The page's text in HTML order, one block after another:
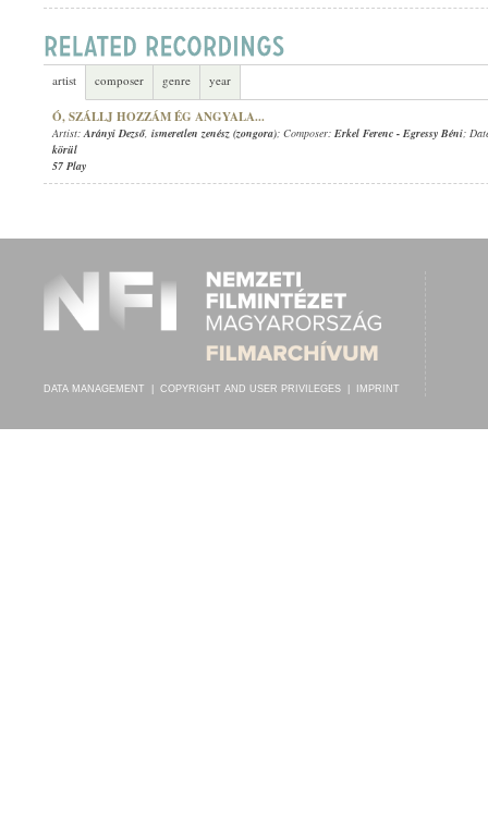
artist composer genre year
Ó, SZÁLLJ HOZZÁM ÉG ANGYALA...
Artist:Arányi Dezső, ismeretlen zenész (zongora); Composer: Erkel Ferenc - Egressy Béni;
körül
57 Play
DATA MANAGEMENT COPYRIGHT AND USER PRIVILEGES IMPRINT